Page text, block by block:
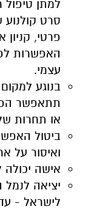
למתן
סרט
פרטי, קניון
האפשרות
עצמי.
בנוגע
תתאפשר
או תחרות
ביטול
ואיסור על
אישה
יציאה
לישראל -